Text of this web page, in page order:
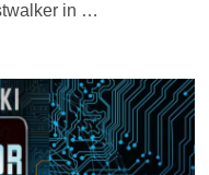
in …